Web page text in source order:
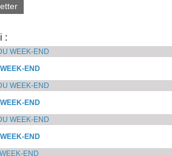
:
END
END
END